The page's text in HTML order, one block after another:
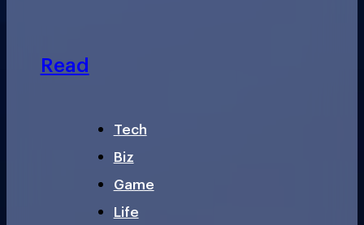
Read
Tech
Biz
Game
Life